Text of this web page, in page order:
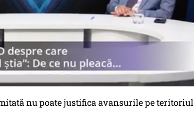
nu poate justifica avansurile pe teritoriul